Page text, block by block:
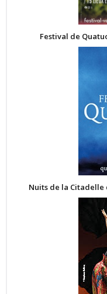
Festival de
Nuits de la Citadelle